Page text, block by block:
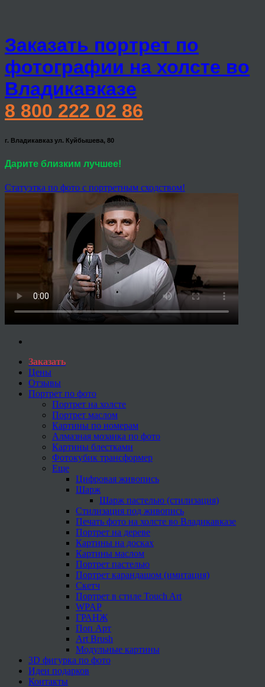
Заказать портрет по
фотографии на холсте во
Владикавказе
8 800 222 02 86
г. Владикавказ ул. Куйбышева, 80
Дарите близким лучшее!
Статуэтка по фото с портретным сходством!
Заказать
Цены
Отзывы
Портрет по фото
Портрет на холсте
Портрет маслом
Картины по номерам
Алмазная мозаика по фото
Картины блестками
Фотокубик трансформер
Еще
Цифровая живопись
Шарж
Шарж пастелью (стилизация)
Стилизация под живопись
Печать фото на холсте во Владикавказе
Портрет на дереве
Картины на досках
Картины маслом
Портрет пастелью
Портрет карандашом (имитация)
Скетч
Портрет в стиле Touch Art
WPAP
ГРАНЖ
Поп Арт
Art Brush
Модульные картины
3D фигурка по фото
Идеи подарков
Контакты